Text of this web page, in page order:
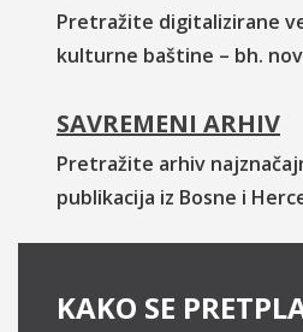
Pretražite digitalizirane
kulturne baštine – bh.
SAVREMENI ARHIV
Pretražite arhiv
publikacija iz Bosne i
KAKO SE